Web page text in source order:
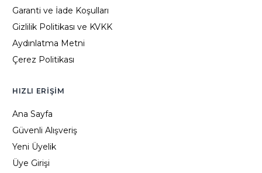
Garanti ve İade Koşulları
Gizlilik Politikası ve KVKK
Aydınlatma Metni
Çerez Politikası
HIZLI ERIŞIM
Ana Sayfa
Güvenli Alışveriş
Yeni Üyelik
Üye Girişi